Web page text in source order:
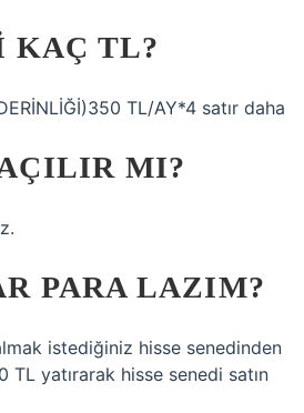
KAÇ TL?
TL/AY*4 satır daha
MI?
PARA LAZIM?
istediğiniz hisse senedinden
yatırarak hisse senedi satın